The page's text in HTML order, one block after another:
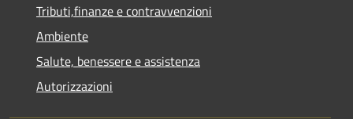
Tributi,finanze e contravvenzioni
Ambiente
Salute, benessere e assistenza
Autorizzazioni